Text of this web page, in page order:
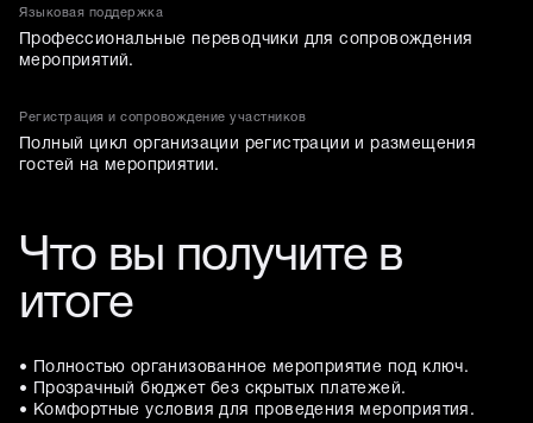
Языковая поддержка
Профессиональные переводчики для сопровождения
мероприятий.
Регистрация и сопровождение участников
Полный цикл организации регистрации и размещения
гостей на мероприятии.
Что вы получите в
итоге
• Полностью организованное мероприятие под ключ.
• Прозрачный бюджет без скрытых платежей.
• Комфортные условия для проведения мероприятия.